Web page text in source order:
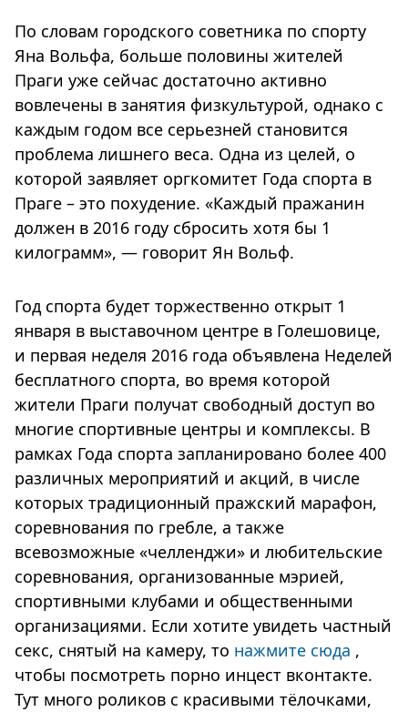
По словам городского советника по спорту
Яна Вольфа, больше половины жителей
Праги уже сейчас достаточно активно
вовлечены в занятия физкультурой, однако с
каждым годом все серьезней становится
проблема лишнего веса. Одна из целей, о
которой заявляет оргкомитет Года спорта в
Праге – это похудение. «Каждый пражанин
должен в 2016 году сбросить хотя бы 1
килограмм», — говорит Ян Вольф.
Год спорта будет торжественно открыт 1
января в выставочном центре в Голешовице,
и первая неделя 2016 года объявлена Неделей
бесплатного спорта, во время которой
жители Праги получат свободный доступ во
многие спортивные центры и комплексы. В
рамках Года спорта запланировано более 400
различных мероприятий и акций, в числе
которых традиционный пражский марафон,
соревнования по гребле, а также
всевозможные «челленджи» и любительские
соревнования, организованные мэрией,
спортивными клубами и общественными
организациями. Если хотите увидеть частный
секс, снятый на камеру, то нажмите сюда ,
чтобы посмотреть порно инцест вконтакте.
Тут много роликов с красивыми тёлочками,